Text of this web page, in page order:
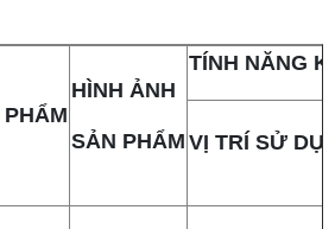
HÌNH ẢNH
SẢN PHẨM
TÍNH NĂNG
VỊ TRÍ SỬ